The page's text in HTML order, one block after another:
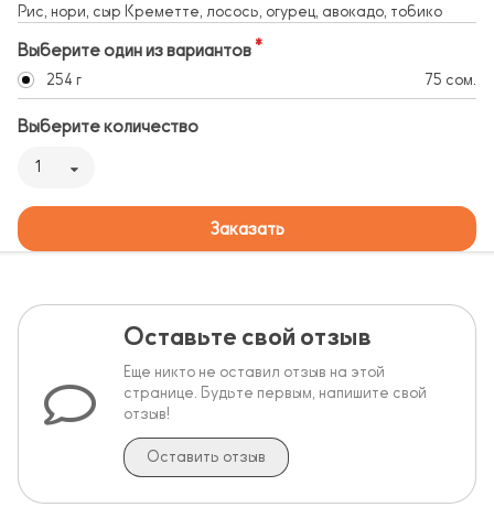
Рис, нори, сыр Креметте, лосось, огурец, авокадо, тобико
Выберите один из вариантов
254 г 75 сом.
Выберите количество
1
Заказать
Оставьте свой отзыв
Еще никто не оставил отзыв на этой
странице. Будьте первым, напишите свой
отзыв!
Оставить отзыв